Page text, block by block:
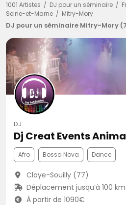
1001 Artistes DJ pour un séminaire
Seine-et-Marne
Mitry-Mory
DJ pour un séminaire Mitry-Mory
DJ
Dj Creat Events
Afro Bossa Nova Dance
Claye-Souilly (77)
Déplacement jusqu’à 100
À partir de 1090€